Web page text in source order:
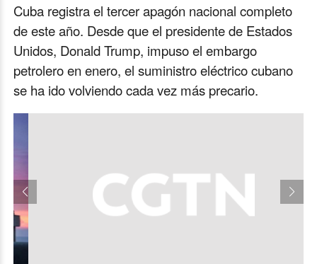
Cuba registra el tercer apagón nacional completo
de este año. Desde que el presidente de Estados
Unidos, Donald Trump, impuso el embargo
petrolero en enero, el suministro eléctrico cubano
se ha ido volviendo cada vez más precario.